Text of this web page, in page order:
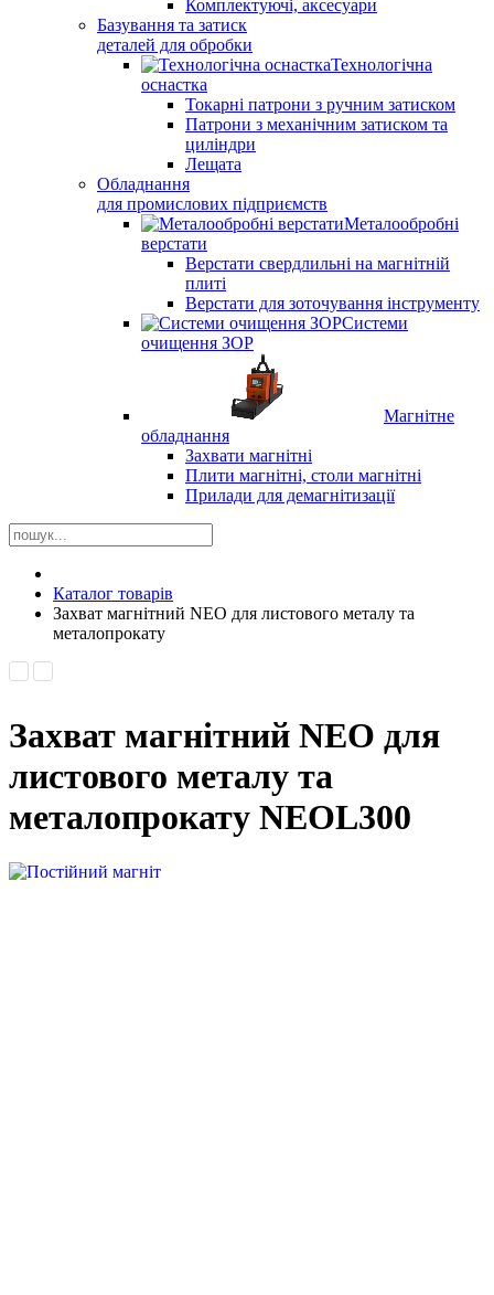
Комплектуючі, аксесуари
Базування та затиск
деталей для обробки
Технологічна
оснастка
Токарні патрони з ручним затиском
Патрони з механічним затиском та
циліндри
Лещата
Обладнання
для промислових підприємств
Металообробні
верстати
Верстати свердлильні на магнітній
плиті
Верстати для зоточування інструменту
Системи
очищення ЗОР
Магнітне
обладнання
Захвати магнітні
Плити магнітні, столи магнітні
Прилади для демагнітизації
Каталог товарів
Захват магнітний NEO для листового металу та
металопрокату
Захват магнітний NEO для
листового металу та
металопрокату NEOL300